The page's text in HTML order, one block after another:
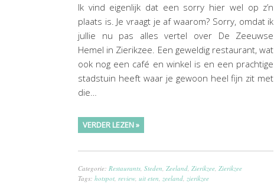
Ik vind eigenlijk dat een sorry hier wel op z’n
plaats is. Je vraagt je af waarom? Sorry, omdat ik
jullie nu pas alles vertel over De Zeeuwse
Hemel in Zierikzee. Een geweldig restaurant, wat
ook nog een café en winkel is en een prachtige
stadstuin heeft waar je gewoon heel fijn zit met
die…
VERDER LEZEN »
Categorie: Restaurants Steden Zeeland Zierikzee Zierikzee
Tags: hotspot review uit eten zeeland zierikzee